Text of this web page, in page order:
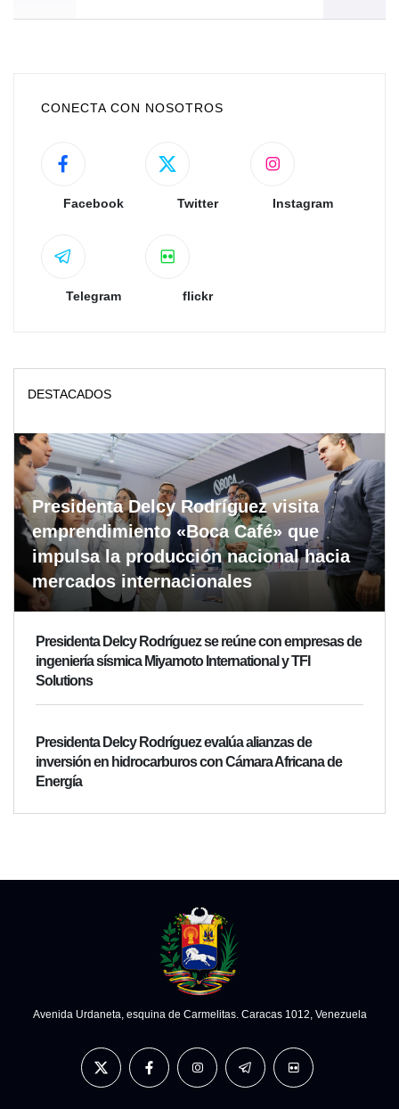
CONECTA CON NOSOTROS
Facebook Twitter Instagram
Telegram flickr
DESTACADOS
Presidenta Delcy Rodríguez visita
emprendimiento «Boca Café» que
impulsa la producción nacional hacia
mercados internacionales
Presidenta Delcy Rodríguez se reúne con empresas de
ingeniería sísmica Miyamoto International y TFI
Solutions
Presidenta Delcy Rodríguez evalúa alianzas de
inversión en hidrocarburos con Cámara Africana de
Energía
Avenida Urdaneta, esquina de Carmelitas. Caracas 1012, Venezuela